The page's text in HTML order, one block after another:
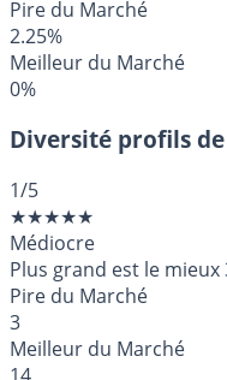
Pire du Marché
2.25%
Meilleur du Marché
0%
Diversité profils
1/5
★★★★★
Médiocre
Plus grand est le mieux
Pire du Marché
3
Meilleur du Marché